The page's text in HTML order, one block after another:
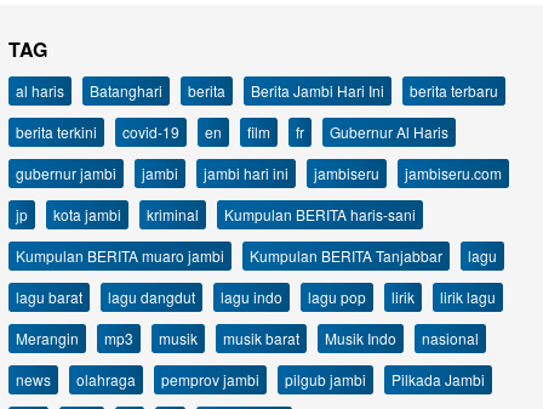
TAG
al haris Batanghari berita Berita Jambi Hari Ini
berita terbaru
berita terkini
covid-19 en film fr
Gubernur Al Haris
gubernur jambi
jambi jambi hari ini jambiseru
jambiseru.com
jp
kota jambi kriminal
Kumpulan BERITA haris-sani
Kumpulan BERITA muaro jambi
Kumpulan BERITA Tanjabbar
lagu
lagu barat
lagu dangdut lagu indo lagu pop lirik
lirik lagu
Merangin
mp3 musik musik barat Musik Indo
nasional
news
olahraga pemprov jambi pilgub jambi
Pilkada Jambi